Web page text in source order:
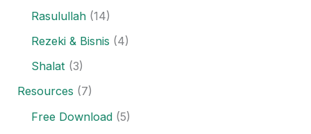
Rasulullah (14)
Rezeki & Bisnis (4)
Shalat (3)
Resources (7)
Free Download (5)